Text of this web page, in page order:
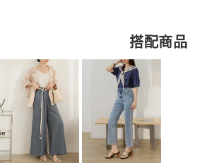
搭配商品